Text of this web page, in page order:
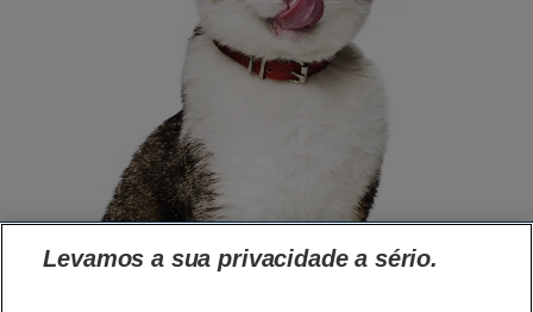
Levamos a sua privacidade a sério.